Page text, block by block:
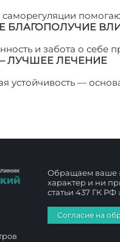
и забота о себе
ЛУЧШЕЕ ЛЕЧЕНИЕ
устойчивость —
Обращаем ваше
характер и ни
статьи 437 ГК РФ
Согласие на